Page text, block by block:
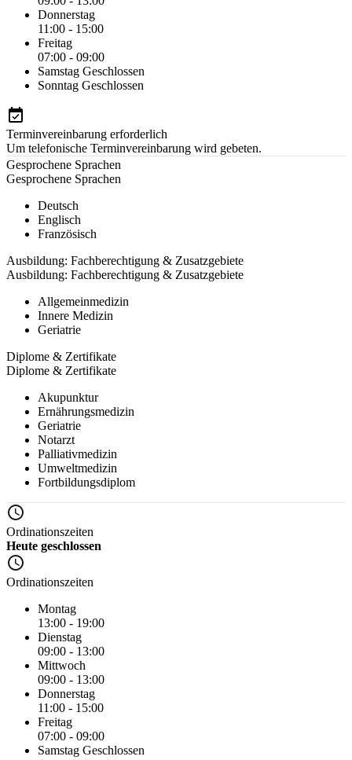
Donnerstag
11:00 - 15:00
Freitag
07:00 - 09:00
Samstag Geschlossen
Sonntag Geschlossen
Terminvereinbarung erforderlich
Um telefonische Terminvereinbarung wird gebeten.
Gesprochene Sprachen
Gesprochene Sprachen
Deutsch
Englisch
Französisch
Ausbildung: Fachberechtigung & Zusatzgebiete
Ausbildung: Fachberechtigung & Zusatzgebiete
Allgemeinmedizin
Innere Medizin
Geriatrie
Diplome & Zertifikate
Diplome & Zertifikate
Akupunktur
Ernährungsmedizin
Geriatrie
Notarzt
Palliativmedizin
Umweltmedizin
Fortbildungsdiplom
Ordinationszeiten
Heute geschlossen
Ordinationszeiten
Montag
13:00 - 19:00
Dienstag
09:00 - 13:00
Mittwoch
09:00 - 13:00
Donnerstag
11:00 - 15:00
Freitag
07:00 - 09:00
Samstag Geschlossen